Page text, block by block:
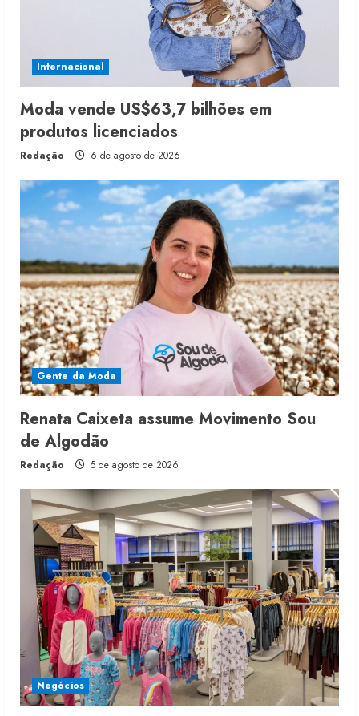
Internacional
Moda vende US$63,7 bilhões em
produtos licenciados
Redação 6 de agosto de 2026
Gente da Moda
Renata Caixeta assume Movimento Sou
de Algodão
Redação 5 de agosto de 2026
Negócios